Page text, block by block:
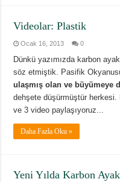
Videolar: Plastik
Ocak 16, 2013 0
Dünkü yazımızda karbon
söz etmiştik. Pasifik
ulaşmış olan ve büyümeye
dehşete düşürmüştür
ve 3 video paylaşıyoruz...
Daha Fazla Oku »
Yeni Yılda Karbon